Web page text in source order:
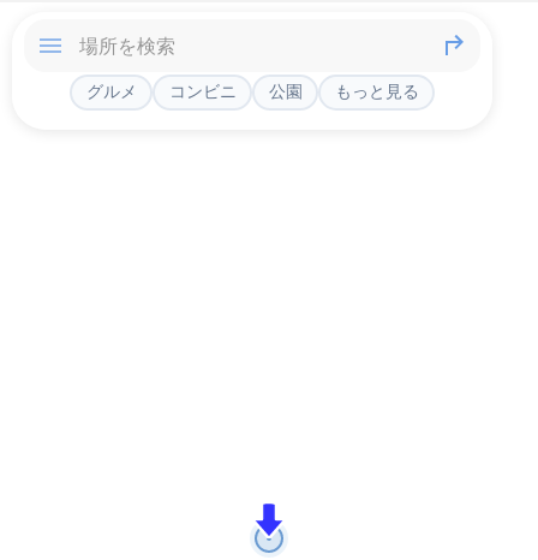
グルメ コンビニ 公園 もっと見る